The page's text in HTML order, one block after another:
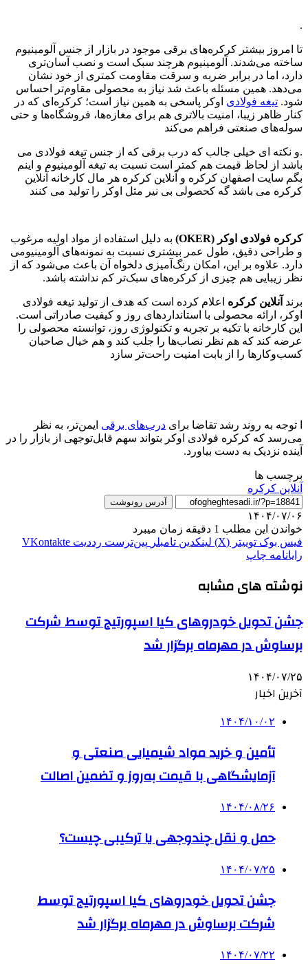
.
تا امروز بیشتر کرکره‌های برقی موجود در بازار از جنس آلومینیوم
ساخته می‌شدند. آلومینیوم هرچند سبک است و نصب آسان‌تری
دارد، اما در برابر ضربه و سرقت مقاومت کمتری از خود نشان
می‌دهد. همین مسئله باعث شد نیاز به محصولی مقاوم‌تر احساس
شود. تیغه فولادی اوکر پاسخی به همین نیاز است؛ کرکره‌ای که در
کنار ظاهر زیبا، امنیت بالاتری هم برای مغازه‌ها، فروشگاه‌ها و حتی
سوله‌های صنعتی فراهم می‌کند
.و نکته ای خیلی جالب که درب برقی که از جنس تیغه فولادی می
باشد از لحاظ قیمت هم کمتر است نسبت به تیغه آلومینیوم و اینم
بگم سایت اصفهان کرکره و آنلاین کرکره هر مال کارخانه آنلاین
کرکره می باشد گه کحصولی بی نیر مثل اوکر را تولید می کنند
کرکره فولادی اوکر (OKER)
به دلیل استفاده از مواد اولیه مرغوب
و طراحی دقیق، طول عمر بیشتری نسبت به نمونه‌های آلومینیومی
دارد. علاوه بر این، امکان رنگ‌آمیزی دلخواه آن باعث می‌شود که از
نظر زیبایی هم چیزی از کرکره‌های سبک‌تر کم نداشته باشد.
برند آنلاین کرکره اعلام کرده است که هدف از تولید تیغه فولادی
اوکر، ارائه محصولی با استانداردهای روز و کیفیت صادراتی است.
این کارخانه با تکیه بر تجربه و تکنولوژی روز، توانسته محصولی را
عرضه کند که هم نظر نصاب‌ها را جلب کند و هم خیال صاحبان
کسب‌وکارها را از بابت امنیت راحت‌تر سازد
ا توجه به روند رشد تقاضا برای درب‌های برقی ایمن‌تر، به نظر
می‌رسد که کرکره فولادی اوکر بتواند سهم قابل‌توجهی از بازار را در
آینده نزدیک به دست بیاورد.
برچسب ها
آنلاین کرکره
آدرس رونوشت
۱۴۰۴/۰۷/۰۶
خواندن این مطلب 1 دقیقه زمان میبرد
فیس بوک توییتر (X) لینکدین ‫تامبلر ‫پین‌ترست ‫رددیت ‫VKontakte
رایانامه چاپ
نوشته های مشابه
جشن تحویل خودروهای کیا اسپورتیج توسط شرکت
برساوش در مهرماه برگزار شد
۱۴۰۴/۰۷/۲۵
آخرین اخبار
۱۴۰۴/۱۰/۰۲
تأمین و خرید مواد شیمیایی صنعتی و
آزمایشگاهی با قیمت به‌روز و تضمین اصالت
۱۴۰۴/۰۸/۲۶
حمل و نقل چندوجهی یا ترکیبی چیست؟
۱۴۰۴/۰۷/۲۵
جشن تحویل خودروهای کیا اسپورتیج توسط
شرکت برساوش در مهرماه برگزار شد
۱۴۰۴/۰۷/۲۲